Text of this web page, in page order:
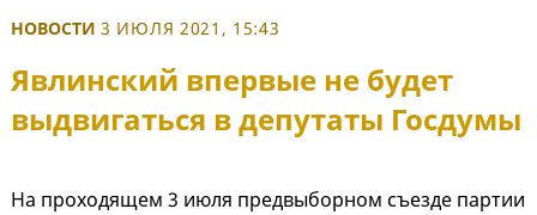
НОВОСТИ 3 ИЮЛЯ 2021, 15:43
Явлинский впервые не будет
выдвигаться в депутаты Госдумы
На проходящем 3 июля предвыборном съезде партии